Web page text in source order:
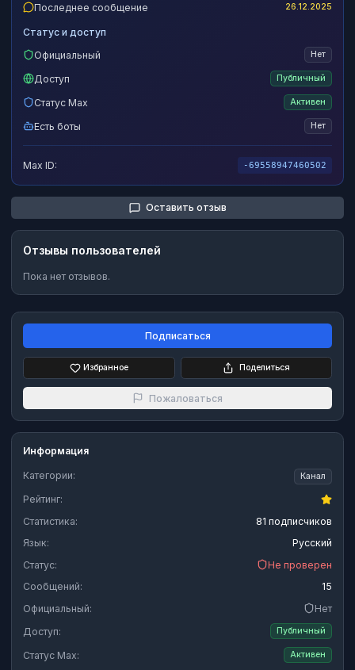
Последнее сообщение
26.12.2025
Статус и доступ
Официальный
Нет
Доступ Публичный
Статус Max Активен
Есть боты Нет
Max ID: -69558947460502
Оставить отзыв
Отзывы пользователей
Пока нет отзывов.
Подписаться
Избранное Поделиться
Пожаловаться
Информация
Категории: Канал
Рейтинг:
Статистика:
81 подписчиков
Язык:
Русский
Статус:
Не проверен
Сообщений:
15
Официальный:
Нет
Доступ:
Публичный
Статус Max: Активен